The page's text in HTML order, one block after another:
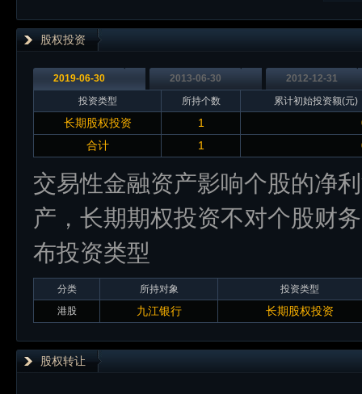
股权投资
2019-06-30 2013-06-30
2012-12-31
投资类型
所持个数 累计初始投资额(元)
长期股权投资 1
合计
1
交易性金融资产影响个股的净
产，长期期权投资不对个股财
布投资类型
分类 所持对象
投资类型
港股
九江银行 长期股权投资
股权转让